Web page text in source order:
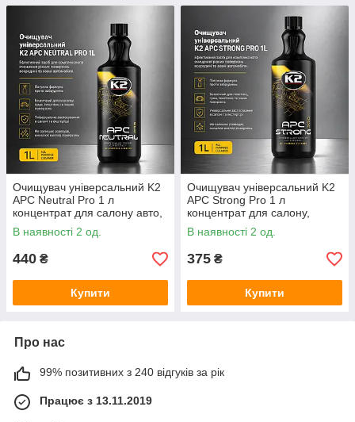
Очищувач універсальний K2
APC Neutral Pro 1 л
концентрат для салону авто,
пластику, текстилю, шкіри та
гуми
В наявності 2 од.
440 ₴
Купити
Очищувач універсальний K2
APC Strong Pro 1 л
концентрат для салону,
пластику, текстилю, гуми та
кузова авто
В наявності 2 од.
375 ₴
Купити
Про нас
99% позитивних з 240 відгуків за рік
Працює з 13.11.2019